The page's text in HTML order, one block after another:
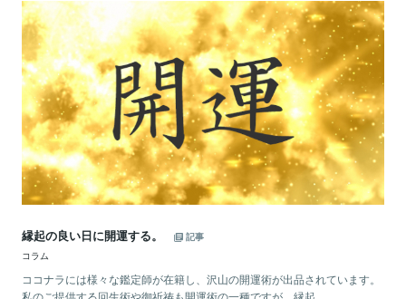
縁起の良い日に開運する。
記事
コラム
ココナラには様々な鑑定師が在籍し、沢山の開運術が出品されています。
私のご提供する回生術や御祈祷も開運術の一種ですが、縁起...